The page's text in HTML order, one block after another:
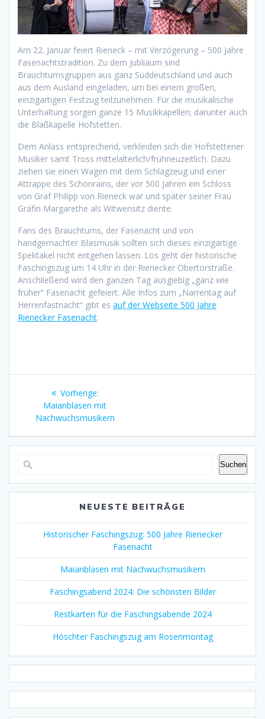
Am 22. Januar feiert Rieneck – mit Verzögerung – 500 Jahre
Fasenachtstradition. Zu dem Jubliäum sind
Brauchtumsgruppen aus ganz Süddeutschland und auch
aus dem Ausland eingeladen, um bei einem großen,
einzigartigen Festzug teilzunehmen. Für die musikalische
Unterhaltung sorgen ganze 15 Musikkapellen; darunter auch
die Blaßkapelle Hofstetten.
Dem Anlass entsprechend, verkleiden sich die Hofstettener
Musiker samt Tross mittelalterlich/frühneuzeitlich. Dazu
ziehen sie einen Wagen mit dem Schlagzeug und einer
Attrappe des Schönrains, der vor 500 Jahren ein Schloss
von Graf Philipp von Rieneck war und später seiner Frau
Gräfin Margarethe als Witwensitz diente.
Fans des Brauchtums, der Fasenacht und von
handgemachter Blasmusik sollten sich dieses einzigartige
Spektakel nicht entgehen lassen. Los geht der historische
Faschingszug um 14 Uhr in der Rienecker Obertorstraße.
Anschließend wird den ganzen Tag ausgiebig „ganz wie
früher“ Fasenacht gefeiert. Alle Infos zum „Narrentag auf
Herrenfastnacht“ gibt es auf der Webseite 500 Jahre
Rienecker Fasenacht.
Beitragsnavigation
Vorherige:Vorheriger
Beitrag:
Maianblasen mit
Nachwuchsmusikern
Suchen
NEUESTE BEITRÄGE
Historischer Faschingszug: 500 Jahre Rienecker
Fasenacht
Maianblasen mit Nachwuchsmusikern
Faschingsabend 2024: Die schönsten Bilder
Restkarten für die Faschingsabende 2024
Höschter Faschingszug am Rosenmontag